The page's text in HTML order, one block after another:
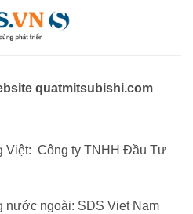
quatmitsubishi.com
Việt: Công ty TNHH Đầu Tư
nước ngoài: SDS Viet Nam